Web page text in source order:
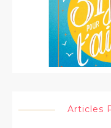
Articles